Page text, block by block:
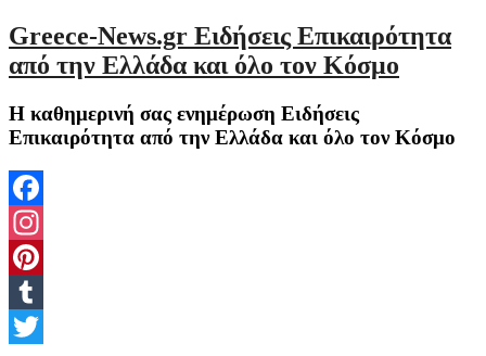
Greece-News.gr Ειδήσεις Επικαιρότητα
από την Ελλάδα και όλο τον Κόσμο
Η καθημερινή σας ενημέρωση Ειδήσεις
Επικαιρότητα από την Ελλάδα και όλο τον Κόσμο
Facebook
Instagram
Pinterest
Tumblr